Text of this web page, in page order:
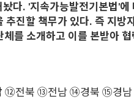
다. '지속가능발전기본법'
진할 책무가 있다. 즉 지
를 소개하고 이를 본받아
⑫전북 ⑬전남 ⑭경북 ⑮경남